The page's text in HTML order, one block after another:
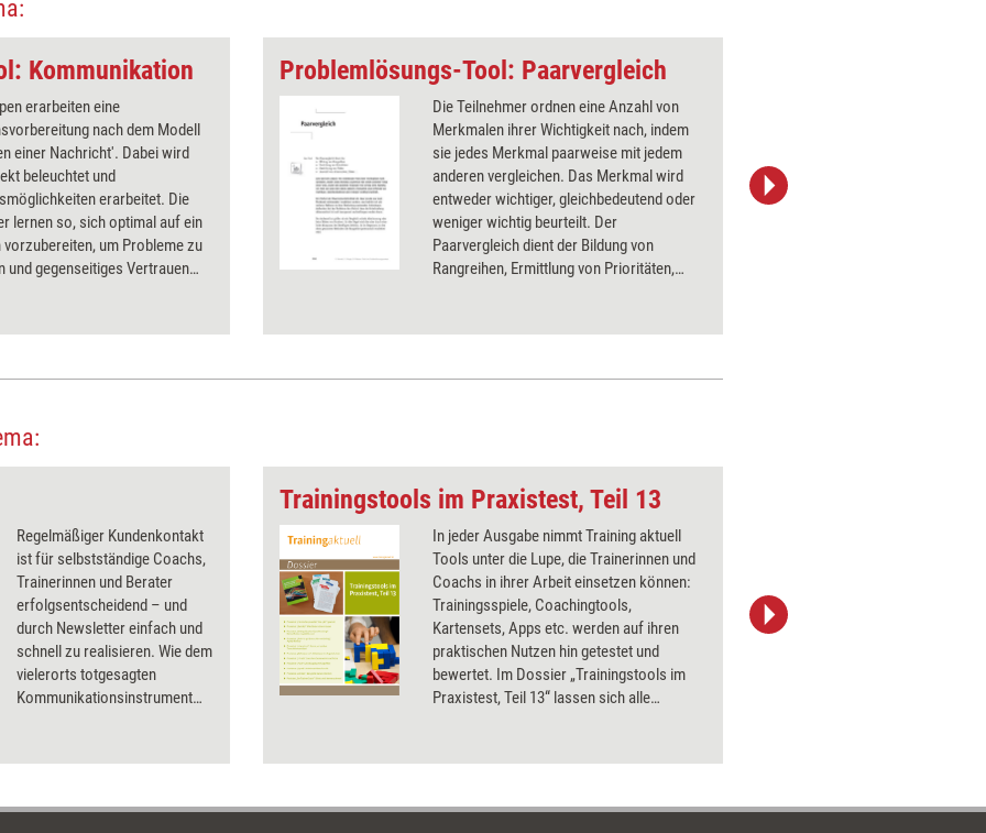
Kommunikation
erarbeiten eine
nach dem Modell
einer Nachricht'. Dabei wird
beleuchtet und
erarbeitet. Die
lernen so, sich optimal auf ein
vorzubereiten, um Probleme zu
und gegenseitiges Vertrauen
Problemlösungs-Tool: Paarvergleich
Die Teilnehmer ordnen eine Anzahl von
Merkmalen ihrer Wichtigkeit nach, indem
sie jedes Merkmal paarweise mit jedem
anderen vergleichen. Das Merkmal wird
entweder wichtiger, gleichbedeutend oder
weniger wichtig beurteilt. Der
Paarvergleich dient der Bildung von
Rangreihen, Ermittlung von Prioritäten,
Regelmäßiger Kundenkontakt
ist für selbstständige Coachs,
Trainerinnen und Berater
erfolgsentscheidend – und
durch Newsletter einfach und
schnell zu realisieren. Wie dem
vielerorts totgesagten
Kommunikationsinstrument
beachten gilt.
Trainingstools im Praxistest, Teil 13
In jeder Ausgabe nimmt Training aktuell
Tools unter die Lupe, die Trainerinnen und
Coachs in ihrer Arbeit einsetzen können:
Trainingsspiele, Coachingtools,
Kartensets, Apps etc. werden auf ihren
praktischen Nutzen hin getestet und
bewertet. Im Dossier „Trainingstools im
Praxistest, Teil 13“ lassen sich alle